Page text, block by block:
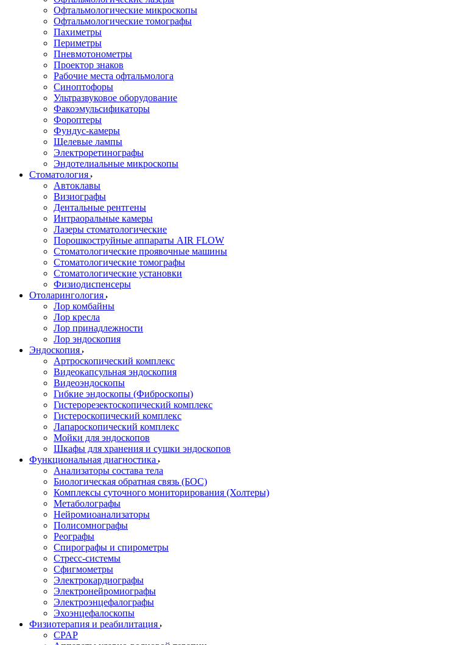
Офтальмологические микроскопы
Офтальмологические томографы
Пахиметры
Периметры
Пневмотонометры
Проектор знаков
Рабочие места офтальмолога
Синоптофоры
Ультразвуковое оборудование
Факоэмульсификаторы
Фороптеры
Фундус-камеры
Щелевые лампы
Электроретинографы
Эндотелиальные микроскопы
Стоматология
Автоклавы
Визиографы
Дентальные рентгены
Интраоральные камеры
Лазеры стоматологические
Порошкоструйные аппараты AIR FLOW
Стоматологические проявочные машины
Стоматологические томографы
Стоматологические установки
Физиодиспенсеры
Отоларингология
Лор комбайны
Лор кресла
Лор принадлежности
Лор эндоскопия
Эндоскопия
Артроскопический комплекс
Видеокапсульная эндоскопия
Видеоэндоскопы
Гибкие эндоскопы (Фиброcкопы)
Гистерорезектоскопический комплекс
Гистероскопический комплекс
Лапароскопический комплекс
Мойки для эндоскопов
Шкафы для хранения и сушки эндоскопов
Функциональная диагностика
Анализаторы состава тела
Биологическая обратная связь (БОС)
Комплексы суточного мониторирования (Холтеры)
Метаболографы
Нейромиоанализаторы
Полисомнографы
Реографы
Спирографы и спирометры
Стресс-системы
Сфигмометры
Электрокардиографы
Электронейромиографы
Электроэнцефалографы
Эхоэнцефалоскопы
Физиотерапия и реабилитация
CPAP